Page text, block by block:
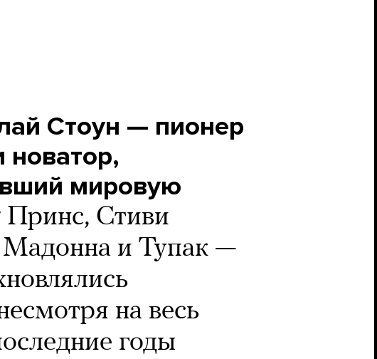
Стоун — пионер
новатор,
мировую
Принс, Стиви
Мадонна и Тупак —
на весь
годы